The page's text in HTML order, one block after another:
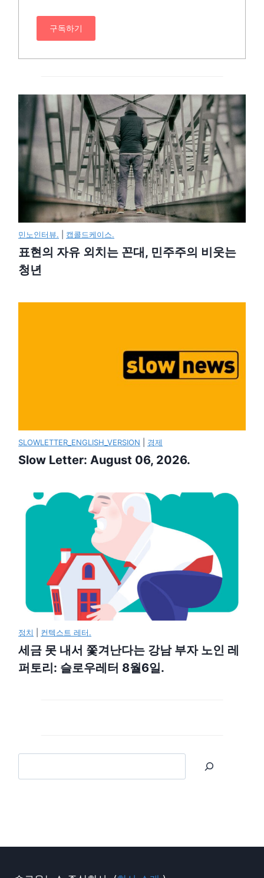
구독하기
민노인터뷰. 캡콜드케이스.
표현의 자유 외치는 꼰대, 민주주의 비웃는
청년
SLOWLETTER_ENGLISH_VERSION 경제
Slow Letter: August 06, 2026.
정치 컨텍스트 레터.
세금 못 내서 쫓겨난다는 강남 부자 노인 레
퍼토리: 슬로우레터 8월6일.